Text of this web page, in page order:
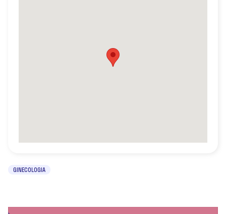
GINECOLOGIA